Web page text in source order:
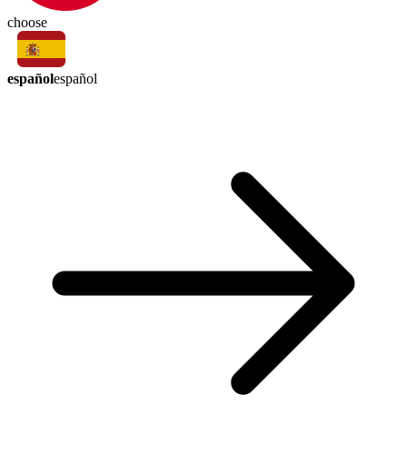
choose
españolespañol